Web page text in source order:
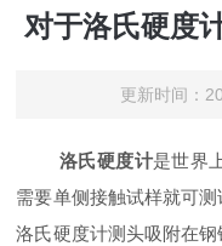
对于洛氏硬度
更新时间：
洛氏硬度计是世界
需要单侧接触试样就可
洛氏硬度计测头吸附在